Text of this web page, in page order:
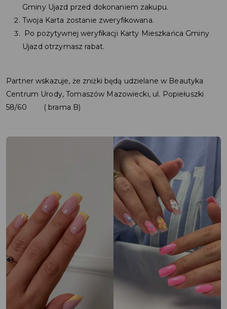
Gminy Ujazd przed dokonaniem zakupu.
Twoja Karta zostanie zweryfikowana.
Po pozytywnej weryfikacji Karty Mieszkańca Gminy
Ujazd otrzymasz rabat.
Partner wskazuje, że zniżki będą udzielane w Beautyka
Centrum Urody, Tomaszów Mazowiecki, ul. Popiełuszki
58/60 ( brama B)